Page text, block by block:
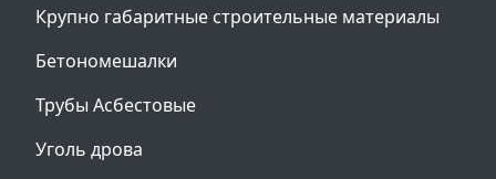
Крупно габаритные строительные материалы
Бетономешалки
Трубы Асбестовые
Уголь дрова